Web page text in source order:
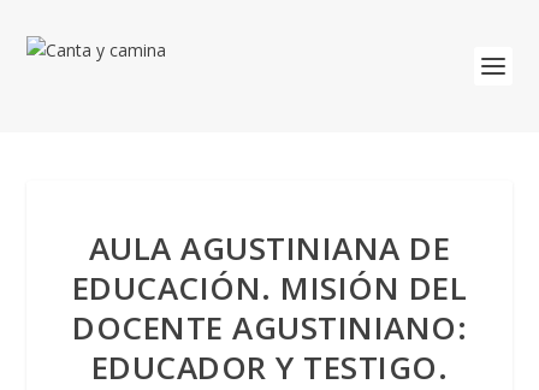
AULA AGUSTINIANA DE
EDUCACIÓN. MISIÓN DEL
DOCENTE AGUSTINIANO:
EDUCADOR Y TESTIGO.